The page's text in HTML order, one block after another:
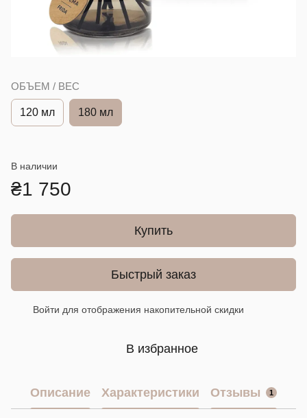
ОБЪЕМ / ВЕС
120 мл 180 мл
В наличии
₴1 750
Купить
Быстрый заказ
Войти для отображения накопительной скидки
В избранное
Описание Характеристики Отзывы 1